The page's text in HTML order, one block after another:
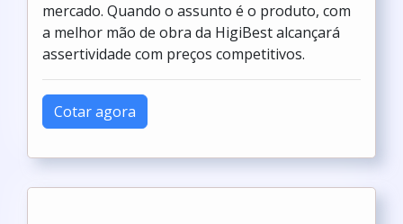
mercado. Quando o assunto é o produto, com
a melhor mão de obra da HigiBest alcançará
assertividade com preços competitivos.
Cotar agora